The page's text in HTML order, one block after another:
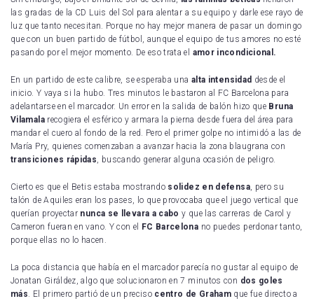
las gradas de la CD Luis del Sol para alentar a su equipo y darle ese rayo de
luz que tanto necesitan. Porque no hay mejor manera de pasar un domingo
que con un buen partido de fútbol, aunque el equipo de tus amores no esté
pasando por el mejor momento. De eso trata el amor incondicional.
En un partido de este calibre, se esperaba una alta intensidad desde el
inicio. Y vaya si la hubo. Tres minutos le bastaron al FC Barcelona para
adelantarse en el marcador. Un error en la salida de balón hizo que Bruna
Vilamalarecogiera el esférico y armara la pierna desde fuera del área para
mandar el cuero al fondo de la red. Pero el primer golpe no intimidó a las de
María Pry, quienes comenzaban a avanzar hacia la zona blaugrana con
transiciones rápidas , buscando generar alguna ocasión de peligro.
Cierto es que el Betis estaba mostrando solidez en defensa, pero su
talón de Aquiles eran los pases, lo que provocaba que el juego vertical que
querían proyectar nunca se llevara a cabo y que las carreras de Carol y
Cameron fueran en vano. Y con el FC Barcelona no puedes perdonar tanto,
porque ellas no lo hacen.
La poca distancia que había en el marcador parecía no gustar al equipo de
Jonatan Giráldez, algo que solucionaron en 7 minutos con dos goles
más . El primero partió de un preciso centro de Graham que fue directo a